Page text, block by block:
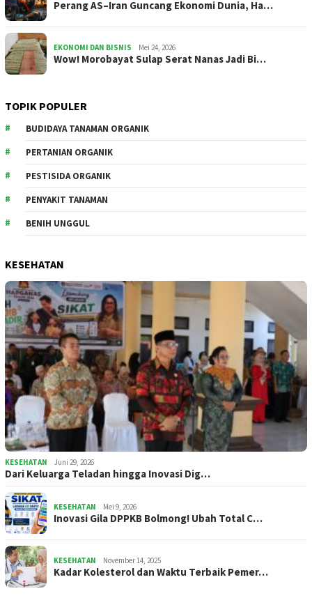
Perang AS–Iran Guncang Ekonomi Dunia, Ha…
EKONOMI DAN BISNIS Mei 24, 2026
Wow! Morobayat Sulap Serat Nanas Jadi Bi…
TOPIK POPULER
BUDIDAYA TANAMAN ORGANIK
PERTANIAN ORGANIK
PESTISIDA ORGANIK
PENYAKIT TANAMAN
BENIH UNGGUL
KESEHATAN
KESEHATAN Juni 29, 2026
Dari Keluarga Teladan hingga Inovasi Dig…
KESEHATAN Mei 9, 2026
Inovasi Gila DPPKB Bolmong! Ubah Total C…
KESEHATAN November 14, 2025
Kadar Kolesterol dan Waktu Terbaik Pemer…